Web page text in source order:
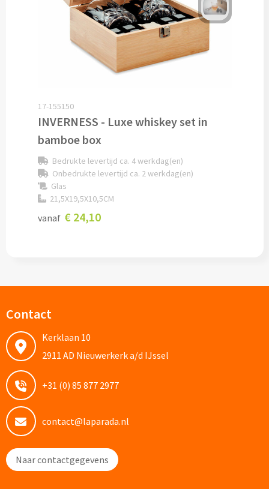
Potloden bedrukken
Markeerstiften bedrukken
Waskrijtjes bedrukken
Notitieboekjes & Schrijfmappen
Notitieboekjes bedrukken
Documentmappen bedrukken
Klemborden bedrukken
Memo's
Memoblaadjes bedrukken
Memo boekjes bedrukken
Memo sets bedrukken
Kubusblokken bedrukken
17-155150
INVERNESS - Luxe whiskey set in
bamboe box
Bedrukte levertijd ca. 4 werkdag(en)
Onbedrukte levertijd ca. 2 werkdag(en)
Glas
21,5X19,5X10,5CM
vanaf € 24,10
Contact
Kerklaan 10
2911 AD Nieuwerkerk a/d IJssel
+31 (0) 85 877 2977
contact@laparada.nl
Naar contactgegevens